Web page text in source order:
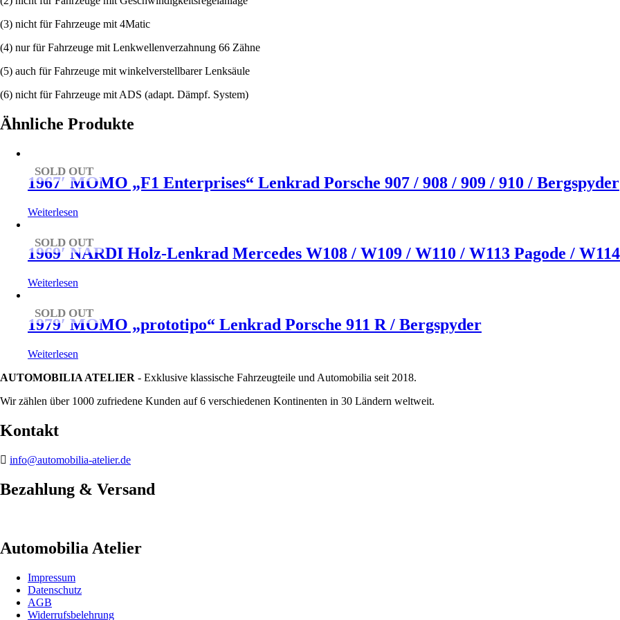
(3) nicht für Fahrzeuge mit 4Matic
(4) nur für Fahrzeuge mit Lenkwellenverzahnung 66 Zähne
(5) auch für Fahrzeuge mit winkelverstellbarer Lenksäule
(6) nicht für Fahrzeuge mit ADS (adapt. Dämpf. System)
Ähnliche Produkte
SOLD OUT
1967′ MOMO „F1 Enterprises“ Lenkrad Porsche 907 / 908 / 909 / 910 / Bergspyder
Weiterlesen
SOLD OUT
1969′ NARDI Holz-Lenkrad Mercedes W108 / W109 / W110 / W113 Pagode /
Weiterlesen
SOLD OUT
1979′ MOMO „prototipo“ Lenkrad Porsche 911 R / Bergspyder
Weiterlesen
AUTOMOBILIA ATELIER - Exklusive klassische Fahrzeugteile und Automobilia seit 2018.
Wir zählen über 1000 zufriedene Kunden auf 6 verschiedenen Kontinenten in 30 Ländern weltweit.
Kontakt
info@automobilia-atelier.de
Bezahlung & Versand
Automobilia Atelier
Impressum
Datenschutz
AGB
Widerrufsbelehrung